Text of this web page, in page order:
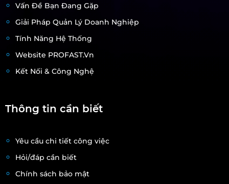
Vấn Đề Bạn Đang Gặp
Giải Pháp Quản Lý Doanh Nghiệp
Tính Năng Hệ Thống
Website PROFAST.vn
Kết Nối & Công Nghệ
Thông tin cần biết
Yêu cầu chi tiết công việc
Hỏi/đáp cần biết
Chính sách bảo mật